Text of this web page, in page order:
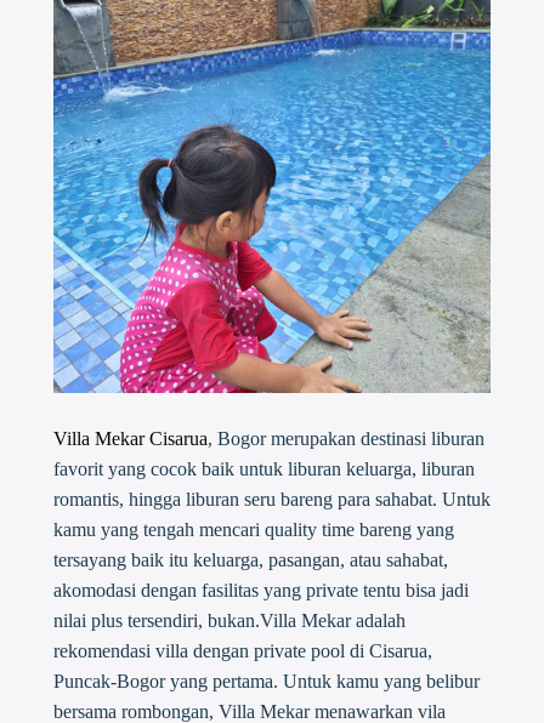
Villa Mekar Cisarua, Bogor merupakan destinasi liburan
favorit yang cocok baik untuk liburan keluarga, liburan
romantis, hingga liburan seru bareng para sahabat. Untuk
kamu yang tengah mencari quality time bareng yang
tersayang baik itu keluarga, pasangan, atau sahabat,
akomodasi dengan fasilitas yang private tentu bisa jadi
nilai plus tersendiri, bukan.Villa Mekar adalah
rekomendasi villa dengan private pool di Cisarua,
Puncak-Bogor yang pertama. Untuk kamu yang belibur
bersama rombongan, Villa Mekar menawarkan vila